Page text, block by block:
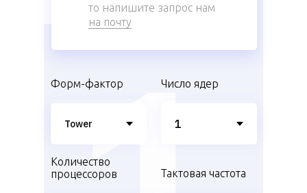
Форм-фактор
Количество
процессоров
Число ядер
Тактовая частота
то напишите запрос нам
на почту